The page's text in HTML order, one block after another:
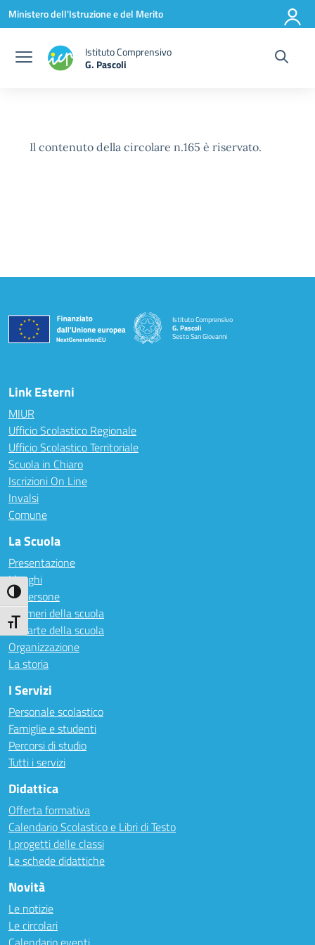
Attiva/disattiva alto contrasto
Attiva/disattiva dimensione testo
Vai ai contenuti
Vai al menu di navigazione
Vai al footer
Ministero dell'Istruzione e del Merito
Istituto Comprensivo
G. Pascoli
Il contenuto della circolare n.165 è riservato.
Istituto Comprensivo
G. Pascoli
Sesto San Giovanni
Link Esterni
MIUR
Ufficio Scolastico Regionale
Ufficio Scolastico Territoriale
Scuola in Chiaro
Iscrizioni On Line
Invalsi
Comune
La Scuola
Presentazione
I luoghi
Le persone
I numeri della scuola
Le carte della scuola
Organizzazione
La storia
I Servizi
Personale scolastico
Famiglie e studenti
Percorsi di studio
Tutti i servizi
Didattica
Offerta formativa
Calendario Scolastico e Libri di Testo
I progetti delle classi
Le schede didattiche
Novità
Le notizie
Le circolari